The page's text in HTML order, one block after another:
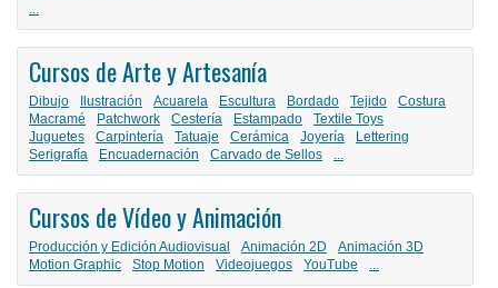
Cursos de Arte y Artesanía
Dibujo Ilustración Acuarela Escultura Bordado Tejido
Costura
Macramé
Patchwork Cestería Estampado
Textile Toys
Juguetes
Carpintería Tatuaje Cerámica Joyería
Lettering
Serigrafía
Encuadernación Carvado de Sellos
Cursos de Vídeo y Animación
Producción y Edición Audiovisual Animación 2D
Animación 3D
Motion Graphic
Stop Motion Videojuegos YouTube